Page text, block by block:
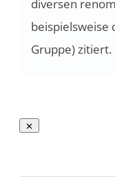
diversen
beispielsweise
Gruppe) zitiert.